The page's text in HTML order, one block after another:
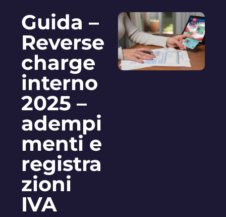
Guida –
Reverse
charge
interno
2025 –
adempi
menti e
registra
zioni
IVA